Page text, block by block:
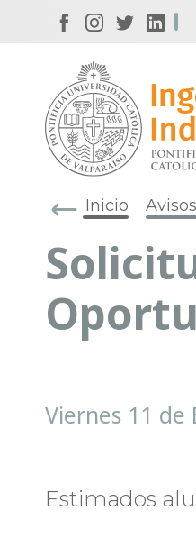
Inicio
Viernes 11 de
Estimados